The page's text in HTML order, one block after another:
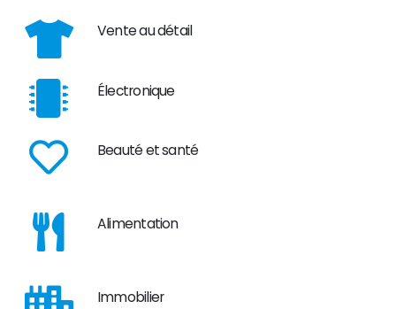
Vente au détail
Électronique
Beauté et santé
Alimentation
Immobilier